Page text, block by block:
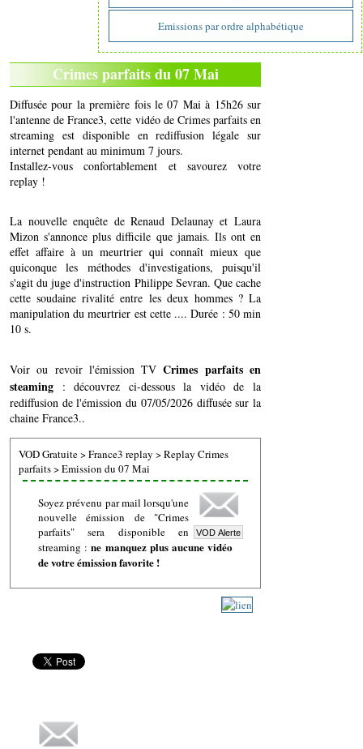
Emissions par ordre alphabétique
Crimes parfaits du 07 Mai
Diffusée pour la première fois le 07 Mai à 15h26 sur
l'antenne de France3, cette vidéo de Crimes parfaits en
streaming est disponible en rediffusion légale sur
internet pendant au minimum 7 jours.
Installez-vous confortablement et savourez votre
replay !
La nouvelle enquête de Renaud Delaunay et Laura
Mizon s'annonce plus difficile que jamais. Ils ont en
effet affaire à un meurtrier qui connaît mieux que
quiconque les méthodes d'investigations, puisqu'il
s'agit du juge d'instruction Philippe Sevran. Que cache
cette soudaine rivalité entre les deux hommes ? La
manipulation du meurtrier est cette .... Durée : 50 min
10 s.
Voir ou revoir l'émission TVCrimes parfaits en
steaming : découvrez ci-dessous la vidéo de la
rediffusion de l'émission du 07/05/2026 diffusée sur la
chaine France3..
VOD Gratuite>France3 replay >Replay Crimes
parfaits>Emission du 07 Mai
Soyez prévenu par mail lorsqu'une
nouvelle émission de "Crimes
parfaits" sera disponible en
streaming :ne manquez plus aucune vidéo
de votre émission favorite !